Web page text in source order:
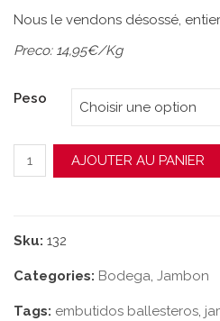
Nous le vendons désossé,
Preco: 14,95€/Kg
Peso
quantité de Jambon Centro
AJOUTER AU PANIER
Sku: 132
Categories: Bodega, Jambon
Tags: embutidos ballesteros,